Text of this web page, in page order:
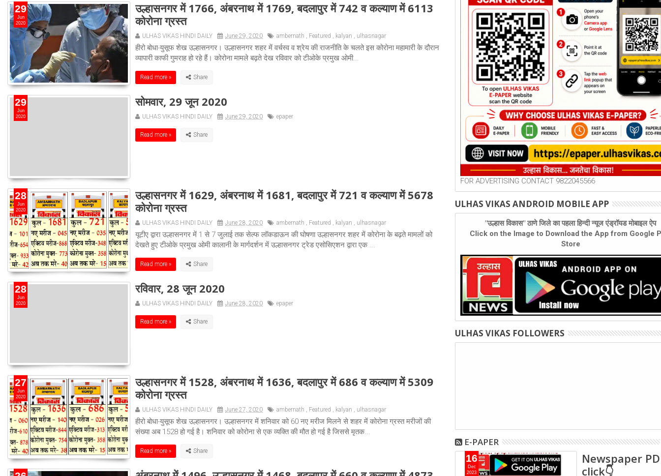
उल्हासनगर में 1766, अंबरनाथ में 1769, बदलापुर में 742 व कल्याण में 6113
कोरोना ग्रस्त
ULHAS VIKAS HINDI DAILY June 29, 2020 ambernath , Featured , kalyan , ulhasnagar
हीरो बोधा-युसूफ शेख उल्हासनगर। उल्हासनगर शहर में वर्चस्व व श्रेय की राजनीति के चलते इस कोरोना महामारी के दौरान
व्यापारी काफी गुमराह हो रहे हैं। कोरोना मामले बढ़ते देख रविवार को टीओके प्रमुख ओमी...
Read more »
29
Jun
2020
सोमवार, 29 जून 2020
ULHAS VIKAS HINDI DAILY June 29, 2020 epaper
Read more »
29
Jun
2020
उल्हासनगर में 1629, अंबरनाथ में 1681, बदलापुर में 721 व कल्याण में 5678
कोरोना ग्रस्त
ULHAS VIKAS HINDI DAILY June 28, 2020 ambernath , Featured , kalyan , ulhasnagar
यूटीए द्वारा उल्हासनगर में 1 से 7 जुलाई तक सेल्फ लॉकडाऊन की घोषणा उल्हासनगर शहर में कोरोना के बढ़ते मामलों को
देखते हुए टीओके प्रमुख ओमी कालानी के मार्गदर्शन में उल्हासनगर ट्रेड एसोसिएशन द्वारा एक ...
Read more »
28
Jun
2020
रविवार, 28 जून 2020
ULHAS VIKAS HINDI DAILY June 28, 2020 epaper
Read more »
28
Jun
2020
उल्हासनगर में 1528, अंबरनाथ में 1636, बदलापुर में 686 व कल्याण में 5309
कोरोना ग्रस्त
ULHAS VIKAS HINDI DAILY June 27, 2020 ambernath , Featured , kalyan , ulhasnagar
हीरो बोधा-युसूफ शेख उल्हासनगर। उल्हासनगर में शनिवार को 60 नए मरीज मिलने से शहर में कोरोना ग्रस्त मरीजों की
संख्या अब 1528 हो गई है। शनिवार को कोरोना से एक व्यक्ति की मौत हो गई है जिससे मृतक...
Read more »
27
Jun
2020
FOR ADVERTISING CONTACT 9822045566
ULHAS VIKAS ANDROID MOBILE APP
"उल्हास विकास" ठाणे जिले का पहला हिन्दी न्यूज एंड्रॉयड मोबाइल ऐप
Click on the Image to Download the App from Google
Store
ULHAS VIKAS FOLLOWERS
E-PAPER
16
Dec
2023
Newspaper
click👇